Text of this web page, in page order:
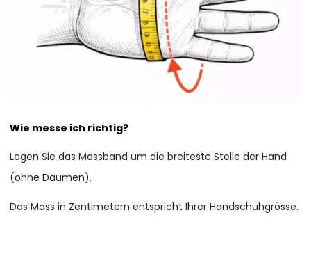
Wie messe ich richtig?
Legen Sie das Massband um die breiteste Stelle der Hand
(ohne Daumen).
Das Mass in Zentimetern entspricht Ihrer Handschuhgrösse.